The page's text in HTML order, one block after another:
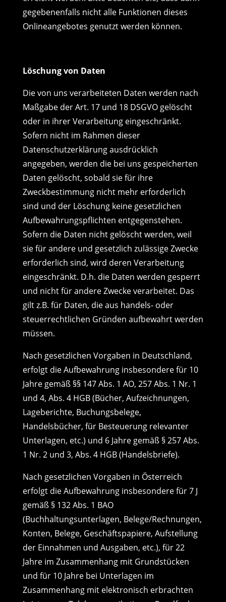
gegebenenfalls nicht alle Funktionen dieses
Onlineangebotes genutzt werden können.
Löschung von Daten
Die von uns verarbeiteten Daten werden nach
Maßgabe der Art. 17 und 18 DSGVO gelöscht
oder in ihrer Verarbeitung eingeschränkt.
Sofern nicht im Rahmen dieser
Datenschutzerklärung ausdrücklich
angegeben, werden die bei uns gespeicherten
Daten gelöscht, sobald sie für ihre
Zweckbestimmung nicht mehr erforderlich
sind und der Löschung keine gesetzlichen
Aufbewahrungspflichten entgegenstehen.
Sofern die Daten nicht gelöscht werden, weil
sie für andere und gesetzlich zulässige Zwecke
erforderlich sind, wird deren Verarbeitung
eingeschränkt. D.h. die Daten werden gesperrt
und nicht für andere Zwecke verarbeitet. Das
gilt z.B. für Daten, die aus handels- oder
steuerrechtlichen Gründen aufbewahrt werden
müssen.
Nach gesetzlichen Vorgaben in Deutschland,
erfolgt die Aufbewahrung insbesondere für 10
Jahre gemäß §§ 147 Abs. 1 AO, 257 Abs. 1 Nr. 1
und 4, Abs. 4 HGB (Bücher, Aufzeichnungen,
Lageberichte, Buchungsbelege,
Handelsbücher, für Besteuerung relevanter
Unterlagen, etc.) und 6 Jahre gemäß § 257 Abs.
1 Nr. 2 und 3, Abs. 4 HGB (Handelsbriefe).
Nach gesetzlichen Vorgaben in Österreich
erfolgt die Aufbewahrung insbesondere für 7 J
gemäß § 132 Abs. 1 BAO
(Buchhaltungsunterlagen, Belege/Rechnungen,
Konten, Belege, Geschäftspapiere, Aufstellung
der Einnahmen und Ausgaben, etc.), für 22
Jahre im Zusammenhang mit Grundstücken
und für 10 Jahre bei Unterlagen im
Zusammenhang mit elektronisch erbrachten